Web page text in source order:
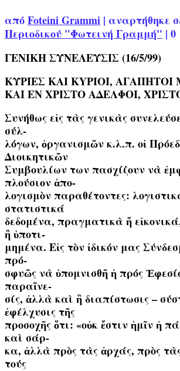
απόFoteini Grammi | αναρτήθηκε
Περιοδικού "Φωτεινή Γραμμή" | 0
ΓENIKH ΣΥΝΕΛΕΥΣΙΣ (16/5/99)
ΚΥΡΙΕΣ KAI KYPIOI, AΓAΠHTOI
KAI EN XPIΣTΟ AΔΕΛΦΟΙ,
Συνήθως εἰς τὰς γενικὰς
σύλ-
λόγων, ὀργανισμῶν κ.λ.π. οἱ
Διοικητικῶν
Συμβουλίων των πασχίζουν νὰ
πλούσιον ἀπο-
λογισμὸν παραθέτοντες:
στατιστικά
δεδομένα, πραγματικὰ ἥ
ἢ ὑποτι-
μημένα. Εἰς τὸν ἰδικόν μας
πρό-
σφυῶς νὰ ὑπομνισθῆ ἡ πρός
παραῖνε-
σίς, ἀλλὰ καὶ ἣ διαπίστωσις –
ἐφέλχυσις τῆς
προσοχῆς ὅτι: «οὐκ ἔστιν ἡμῖν ἡ
καὶ σάρ-
κα, ἀλλὰ πρὸς τὰς ἀρχάς, πρὸς
τούς